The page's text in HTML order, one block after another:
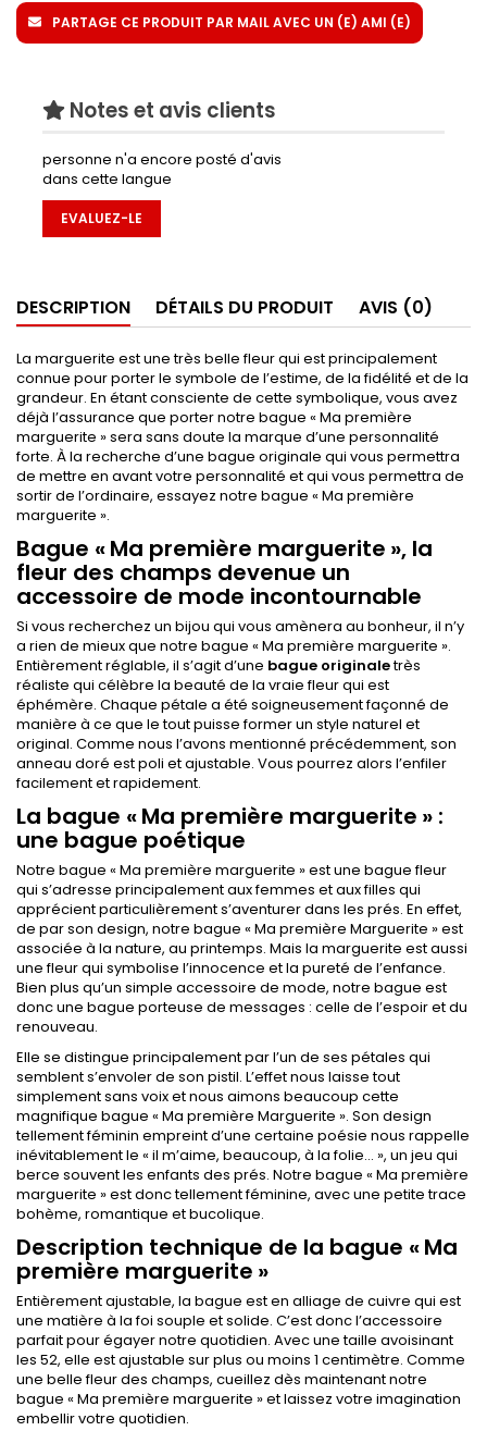
PARTAGE CE PRODUIT PAR MAIL AVEC UN (E) AMI (E)
Notes et avis clients
personne n'a encore posté d'avis
dans cette langue
EVALUEZ-LE
DESCRIPTION DÉTAILS DU PRODUIT AVIS (0)
La marguerite est une très belle fleur qui est principalement
connue pour porter le symbole de l’estime, de la fidélité et de la
grandeur. En étant consciente de cette symbolique, vous avez
déjà l’assurance que porter notre bague « Ma première
marguerite » sera sans doute la marque d’une personnalité
forte. À la recherche d’une bague originale qui vous permettra
de mettre en avant votre personnalité et qui vous permettra de
sortir de l’ordinaire, essayez notre bague « Ma première
marguerite ».
Bague « Ma première marguerite », la
fleur des champs devenue un
accessoire de mode incontournable
Si vous recherchez un bijou qui vous amènera au bonheur, il n’y
a rien de mieux que notre bague « Ma première marguerite ».
Entièrement réglable, il s’agit d’une bague originaletrès
réaliste qui célèbre la beauté de la vraie fleur qui est
éphémère. Chaque pétale a été soigneusement façonné de
manière à ce que le tout puisse former un style naturel et
original. Comme nous l’avons mentionné précédemment, son
anneau doré est poli et ajustable. Vous pourrez alors l’enfiler
facilement et rapidement.
La bague « Ma première marguerite » :
une bague poétique
Notre bague « Ma première marguerite » est une bague fleur
qui s’adresse principalement aux femmes et aux filles qui
apprécient particulièrement s’aventurer dans les prés. En effet,
de par son design, notre bague « Ma première Marguerite » est
associée à la nature, au printemps. Mais la marguerite est aussi
une fleur qui symbolise l’innocence et la pureté de l’enfance.
Bien plus qu’un simple accessoire de mode, notre bague est
donc une bague porteuse de messages : celle de l’espoir et du
renouveau.
Elle se distingue principalement par l’un de ses pétales qui
semblent s’envoler de son pistil. L’effet nous laisse tout
simplement sans voix et nous aimons beaucoup cette
magnifique bague « Ma première Marguerite ». Son design
tellement féminin empreint d’une certaine poésie nous rappelle
inévitablement le « il m’aime, beaucoup, à la folie… », un jeu qui
berce souvent les enfants des prés. Notre bague « Ma première
marguerite » est donc tellement féminine, avec une petite trace
bohème, romantique et bucolique.
Description technique de la bague « Ma
première marguerite »
Entièrement ajustable, la bague est en alliage de cuivre qui est
une matière à la foi souple et solide. C’est donc l’accessoire
parfait pour égayer notre quotidien. Avec une taille avoisinant
les 52, elle est ajustable sur plus ou moins 1 centimètre. Comme
une belle fleur des champs, cueillez dès maintenant notre
bague « Ma première marguerite » et laissez votre imagination
embellir votre quotidien.